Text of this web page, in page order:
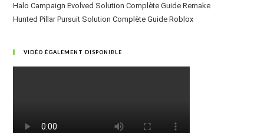
Halo Campaign Evolved Solution Complète Guide Remake
Hunted Pillar Pursuit Solution Complète Guide Roblox
VIDÉO ÉGALEMENT DISPONIBLE